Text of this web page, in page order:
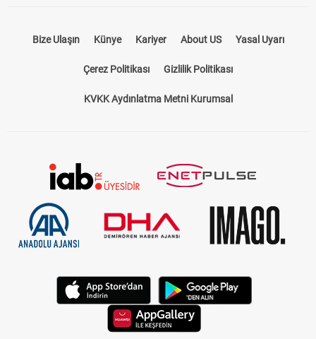
Bize Ulaşın Künye Kariyer About US Yasal Uyarı
Çerez Politikası Gizlilik Politikası
KVKK Aydınlatma Metni Kurumsal